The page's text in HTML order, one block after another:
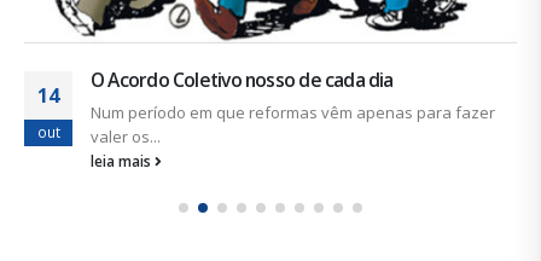
14
out
O Acordo Coletivo nosso de cada dia
Num período em que reformas vêm apenas para fazer
valer os...
leia mais